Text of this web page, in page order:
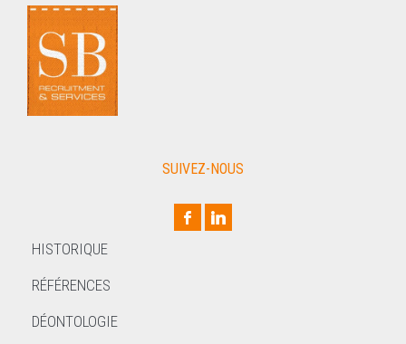
SUIVEZ-NOUS
HISTORIQUE
RÉFÉRENCES
DÉONTOLOGIE